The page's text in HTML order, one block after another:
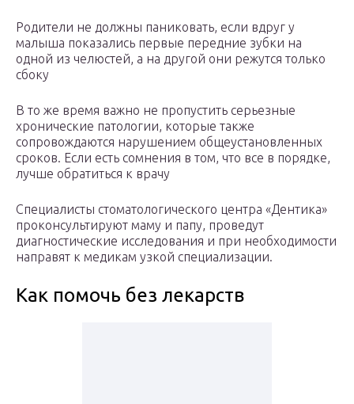
Родители не должны паниковать, если вдруг у
малыша показались первые передние зубки на
одной из челюстей, а на другой они режутся только
сбоку
В то же время важно не пропустить серьезные
хронические патологии, которые также
сопровождаются нарушением общеустановленных
сроков. Если есть сомнения в том, что все в порядке,
лучше обратиться к врачу
Специалисты стоматологического центра «Дентика»
проконсультируют маму и папу, проведут
диагностические исследования и при необходимости
направят к медикам узкой специализации.
Как помочь без лекарств